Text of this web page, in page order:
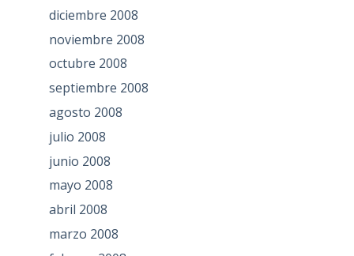
diciembre 2008
noviembre 2008
octubre 2008
septiembre 2008
agosto 2008
julio 2008
junio 2008
mayo 2008
abril 2008
marzo 2008